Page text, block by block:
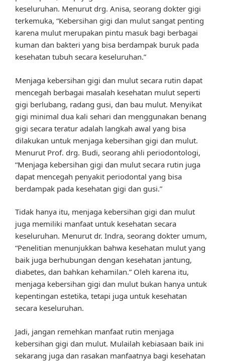
keseluruhan. Menurut drg. Anisa, seorang dokter gigi
terkemuka, “Kebersihan gigi dan mulut sangat penting
karena mulut merupakan pintu masuk bagi berbagai
kuman dan bakteri yang bisa berdampak buruk pada
kesehatan tubuh secara keseluruhan.”
Menjaga kebersihan gigi dan mulut secara rutin dapat
mencegah berbagai masalah kesehatan mulut seperti
gigi berlubang, radang gusi, dan bau mulut. Menyikat
gigi minimal dua kali sehari dan menggunakan benang
gigi secara teratur adalah langkah awal yang bisa
dilakukan untuk menjaga kebersihan gigi dan mulut.
Menurut Prof. drg. Budi, seorang ahli periodontologi,
“Menjaga kebersihan gigi dan mulut secara rutin juga
dapat mencegah penyakit periodontal yang bisa
berdampak pada kesehatan gigi dan gusi.”
Tidak hanya itu, menjaga kebersihan gigi dan mulut
juga memiliki manfaat untuk kesehatan secara
keseluruhan. Menurut dr. Indra, seorang dokter umum,
“Penelitian menunjukkan bahwa kesehatan mulut yang
baik juga berhubungan dengan kesehatan jantung,
diabetes, dan bahkan kehamilan.” Oleh karena itu,
menjaga kebersihan gigi dan mulut bukan hanya untuk
kepentingan estetika, tetapi juga untuk kesehatan
secara keseluruhan.
Jadi, jangan remehkan manfaat rutin menjaga
kebersihan gigi dan mulut. Mulailah kebiasaan baik ini
sekarang juga dan rasakan manfaatnya bagi kesehatan